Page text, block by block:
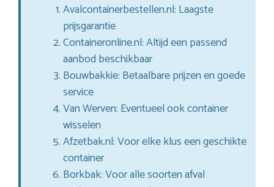
Avalcontainerbestellen.nl: Laagste
prijsgarantie
Containeronline.nl: Altijd een passend
aanbod beschikbaar
Bouwbakkie: Betaalbare prijzen en goede
service
Van Werven: Eventueel ook container
wisselen
Afzetbak.nl: Voor elke klus een geschikte
container
Borkbak: Voor alle soorten afval